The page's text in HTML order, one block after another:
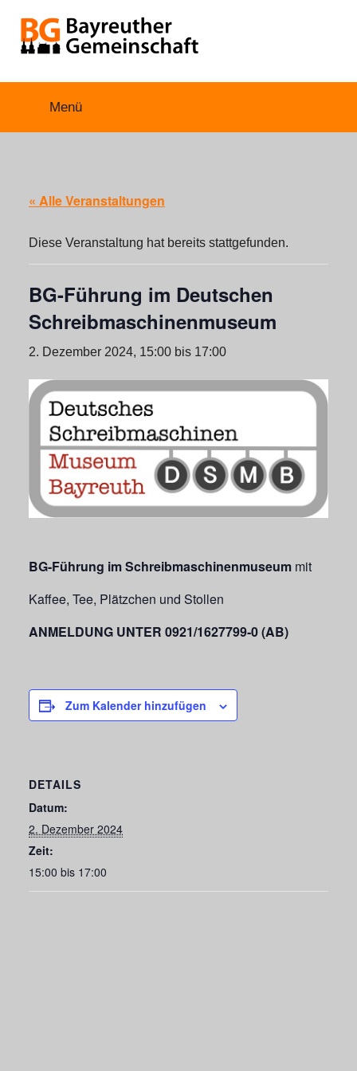
Inhalt
springen
Bayreuther
Gemeinschaft
Menü
« Alle Veranstaltungen
Diese Veranstaltung hat bereits stattgefunden.
BG-Führung im Deutschen
Schreibmaschinenmuseum
2. Dezember 2024, 15:00 bis 17:00
BG-Führung im Schreibmaschinenmuseum mit
Kaffee, Tee, Plätzchen und Stollen
ANMELDUNG UNTER 0921/1627799-0 (AB)
Zum Kalender hinzufügen
DETAILS
Datum:
2. Dezember 2024
Zeit:
15:00 bis 17:00